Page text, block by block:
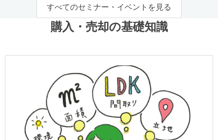
すべてのセミナー・イベントを見る
購入・売却の基礎知識